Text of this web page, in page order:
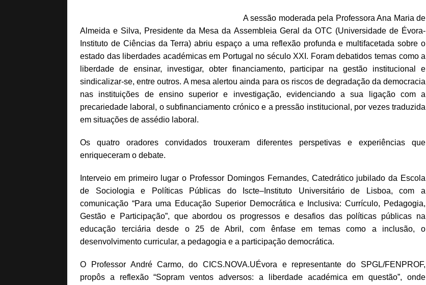
A sessão moderada pela Professora Ana Maria de
Almeida e Silva, Presidente da Mesa da Assembleia Geral da OTC (Universidade de Évora-
Instituto de Ciências da Terra) abriu espaço a uma reflexão profunda e multifacetada sobre o
estado das liberdades académicas em Portugal no século XXI. Foram debatidos temas como a
liberdade de ensinar, investigar, obter financiamento, participar na gestão institucional e
sindicalizar-se, entre outros. A mesa alertou ainda para os riscos de degradação da democracia
nas instituições de ensino superior e investigação, evidenciando a sua ligação com a
precariedade laboral, o subfinanciamento crónico e a pressão institucional, por vezes traduzida
em situações de assédio laboral.
Os quatro oradores convidados trouxeram diferentes perspetivas e experiências que
enriqueceram o debate.
Interveio em primeiro lugar o Professor Domingos Fernandes, Catedrático jubilado da Escola
de Sociologia e Políticas Públicas do Iscte–Instituto Universitário de Lisboa, com a
comunicação “Para uma Educação Superior Democrática e Inclusiva: Currículo, Pedagogia,
Gestão e Participação”, que abordou os progressos e desafios das políticas públicas na
educação terciária desde o 25 de Abril, com ênfase em temas como a inclusão, o
desenvolvimento curricular, a pedagogia e a participação democrática.
O Professor André Carmo, do CICS.NOVA.UÉvora e representante do SPGL/FENPROF,
propôs a reflexão “Sopram ventos adversos: a liberdade académica em questão”, onde